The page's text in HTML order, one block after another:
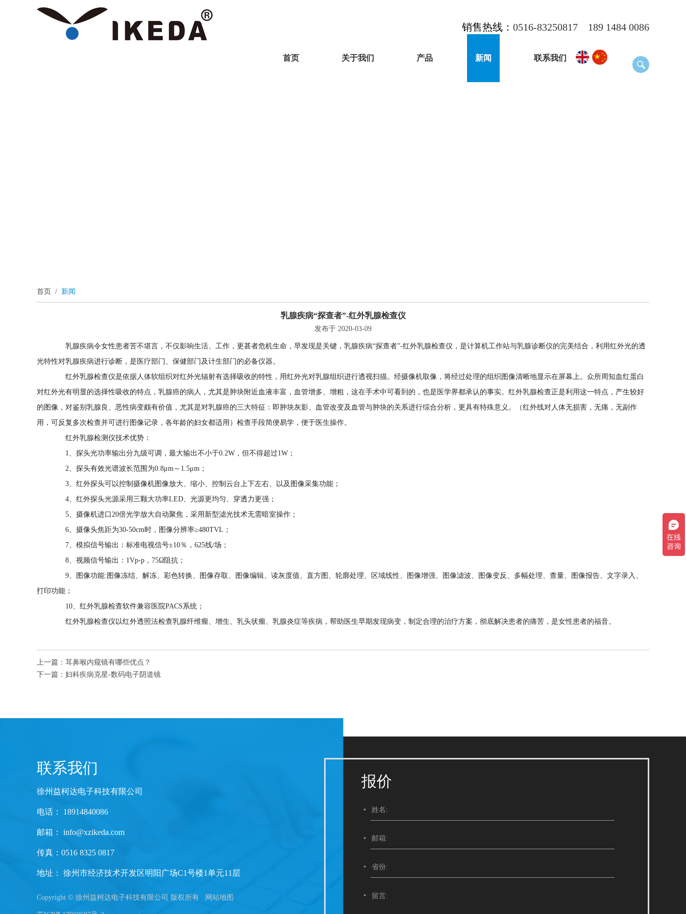
销售热线： 0516-83250817 189 1484 0086
首页 关于我们 产品 新闻 联系我们
首页 / 新闻
乳腺疾病“探查者”-红外乳腺检查仪
发布于 2020-03-09
乳腺疾病令女性患者苦不堪言，不仅影响生活、工作，更甚者危机生命，早发现是关键，乳腺疾病“探查者”-红外乳腺检查仪，是计算机工作站与乳腺诊断仪的完美结合，利用红外光的透
光特性对乳腺疾病进行诊断，是医疗部门、保健部门及计生部门的必备仪器。
红外乳腺检查仪是依据人体软组织对红外光辐射有选择吸收的特性，用红外光对乳腺组织进行透视扫描。经摄像机取像，将经过处理的组织图像清晰地显示在屏幕上。众所周知血红蛋白
对红外光有明显的选择性吸收的特点，乳腺癌的病人，尤其是肿块附近血液丰富，血管增多、增粗，这在手术中可看到的，也是医学界都承认的事实。红外乳腺检查正是利用这一特点，产生较好
的图像，对鉴别乳腺良、恶性病变颇有价值，尤其是对乳腺癌的三大特征：即肿块灰影、血管改变及血管与肿块的关系进行综合分析，更具有特殊意义。（红外线对人体无损害，无痛，无副作
用，可反复多次检查并可进行图像记录，各年龄的妇女都适用）检查手段简便易学，便于医生操作。
红外乳腺检测仪技术优势：
1、探头光功率输出分九级可调，最大输出不小于0.2W，但不得超过1W；
2、探头有效光谱波长范围为0.8μm～1.5μm；
3、红外探头可以控制摄像机图像放大、缩小、控制云台上下左右、以及图像采集功能；
4、红外探头光源采用三颗大功率LED、光源更均匀、穿透力更强；
5、摄像机进口20倍光学放大自动聚焦，采用新型滤光技术无需暗室操作；
6、摄像头焦距为30-50cm时，图像分辨率≥480TVL；
7、模拟信号输出：标准电视信号±10％，625线/场；
8、视频信号输出：1Vp-p，75Ω阻抗；
9、图像功能:图像冻结、解冻、彩色转换、图像存取、图像编辑、读灰度值、直方图、轮廓处理、区域线性、图像增强、图像滤波、图像变反、多幅处理、查量、图像报告、文字录入、
打印功能；
10、红外乳腺检查软件兼容医院PACS系统；
红外乳腺检查仪以红外透照法检查乳腺纤维瘤、增生、乳头状瘤、乳腺炎症等疾病，帮助医生早期发现病变，制定合理的治疗方案，彻底解决患者的痛苦，是女性患者的福音。
上一篇： 耳鼻喉内窥镜有哪些优点？
下一篇： 妇科疾病克星-数码电子阴道镜
报价
联系我们
徐州益柯达电子科技有限公司
电话： 18914840086
邮箱： info@xzikeda.com
传真：0516 8325 0817
地址： 徐州市经济技术开发区明阳广场C1号楼1单元11层
Copyright © 徐州益柯达电子科技有限公司 版权所有 网站地图